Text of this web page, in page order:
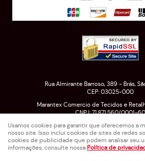
Rua Almirante Barroso, 389 - Brás,
CEP: 03025-000
Marantex Comercio de Tecidos e
CNPJ: 71.871.560/0001-60
LOJA VIRTUAL CRIADA POR
Usamos cookies para garantir que oferecemos a
nosso site. Isso inclui cookies de sites de redes
cookies de publicidade que podem analisar seu
informações, consulte nossa Política de